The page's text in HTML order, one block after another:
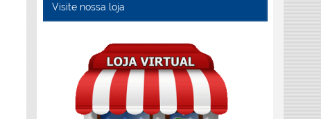
Visite nossa loja